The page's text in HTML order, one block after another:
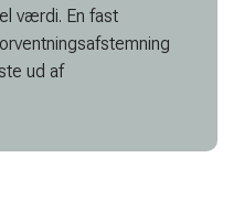
værdi. En fast
ud af